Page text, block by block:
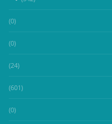
(0)
(0)
(24)
(601)
(0)